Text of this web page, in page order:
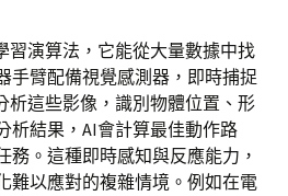
習演算法，它能從大量數據中找
手臂配備視覺感測器，即時捕捉
析這些影像，識別物體位置、形
析結果，AI會計算最佳動作路
務。這種即時感知與反應能力，
難以應對的複雜情境。例如在電